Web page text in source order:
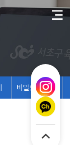
비밀번호 찾기